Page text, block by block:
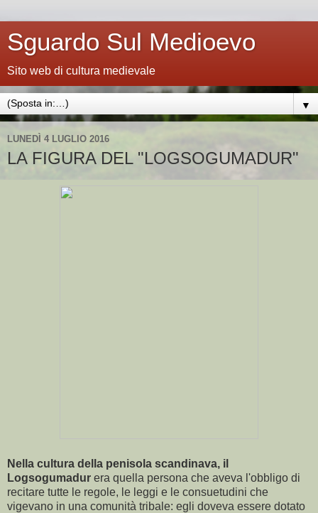
Sguardo Sul Medioevo
Sito web di cultura medievale
▼
LUNEDÌ 4 LUGLIO 2016
LA FIGURA DEL "LOGSOGUMADUR"
Nella cultura della penisola scandinava, il
Logsogumadur era quella persona che aveva l'obbligo di
recitare tutte le regole, le leggi e le consuetudini che
vigevano in una comunità tribale: egli doveva essere dotato